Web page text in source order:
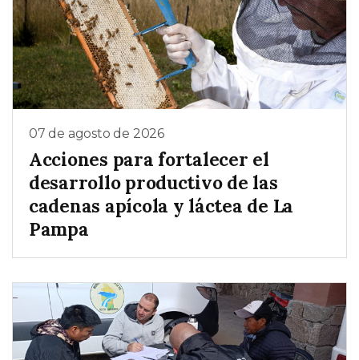
07 de agosto de 2026
Acciones para fortalecer el
desarrollo productivo de las
cadenas apícola y láctea de La
Pampa